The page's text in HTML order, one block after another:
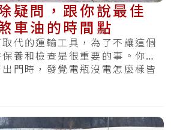
疑問，跟你說最佳
車油的時間點
代的運輸工具，為了不讓這個
養和檢查是很重要的事。你有
門時，發覺電瓶沒電怎麼樣皆